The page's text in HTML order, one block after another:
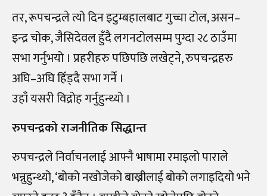
तर, रूपचन्द्रले त्यो दिन इटुम्बहालबाट गुच्चा टोल, असन–
इन्द्र चोक, जैसिदेवल हुँदै लगनटोलसम्म पुग्दा २८ ठाउँमा
सभा गर्नुभयो । प्रहरीहरु पछिपछि लखेट्ने, रुपचन्द्रहरु
अघि–अघि हिँड्दै सभा गर्ने ।
उहाँ यसरी विद्रोह गर्नुहुन्थ्यो ।
रुपचन्द्रको राजनीतिक सिद्धान्त
रुपचन्द्रले निर्वाचनलाई आफ्नै भाषामा रमाइलो पाराले
भन्नुहुन्थ्यो, ‘बोको नखोजेको बाख्रीलाई बोको लगाइदियो भने